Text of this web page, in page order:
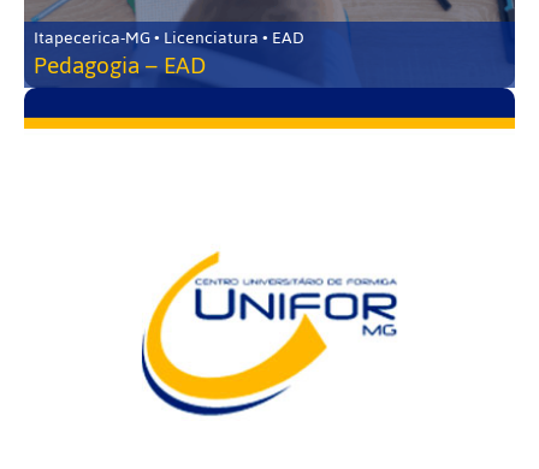
Itapecerica-MG • Licenciatura • EAD
Pedagogia – EAD